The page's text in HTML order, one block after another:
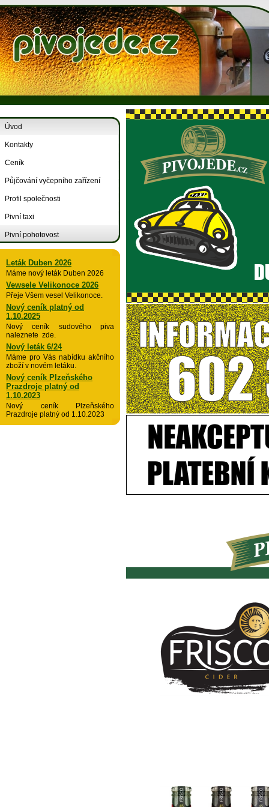
Úvod
Kontakty
Ceník
Půjčování vyčepního zařízení
Profil společnosti
Pivní taxi
Pivní pohotovost
Leták Duben 2026
Máme nový leták Duben 2026
Vewsele Velikonoce 2026
Přeje Všem vesel Velikonoce.
Nový ceník platný od
1.10.2025
Nový ceník sudového piva
naleznete zde.
Nový leták 6/24
Máme pro Vás nabídku akčního
zboží v novém letáku.
Nový ceník Plzeňského
Prazdroje platný od
1.10.2023
Nový ceník Plzeňského
Prazdroje platný od 1.10.2023